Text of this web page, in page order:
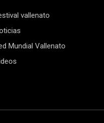
vallenato
Mundial Vallenato